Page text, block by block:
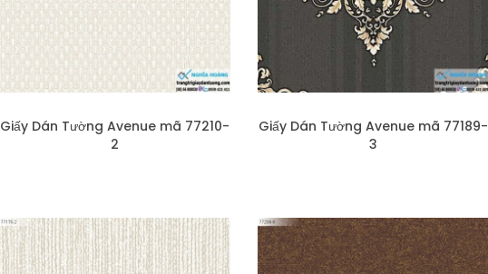
Giấy Dán Tường Avenue mã 77210-
2
Giấy Dán Tường Avenue mã 77189-
3